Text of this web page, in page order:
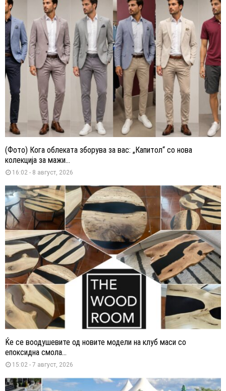
(Фото) Кога облеката зборува за вас: „Капитол“ со нова
колекција за мажи...
16:02 - 8 август, 2026
Ќе се воодушевите од новите модели на клуб маси со
епоксидна смола...
15:02 - 7 август, 2026